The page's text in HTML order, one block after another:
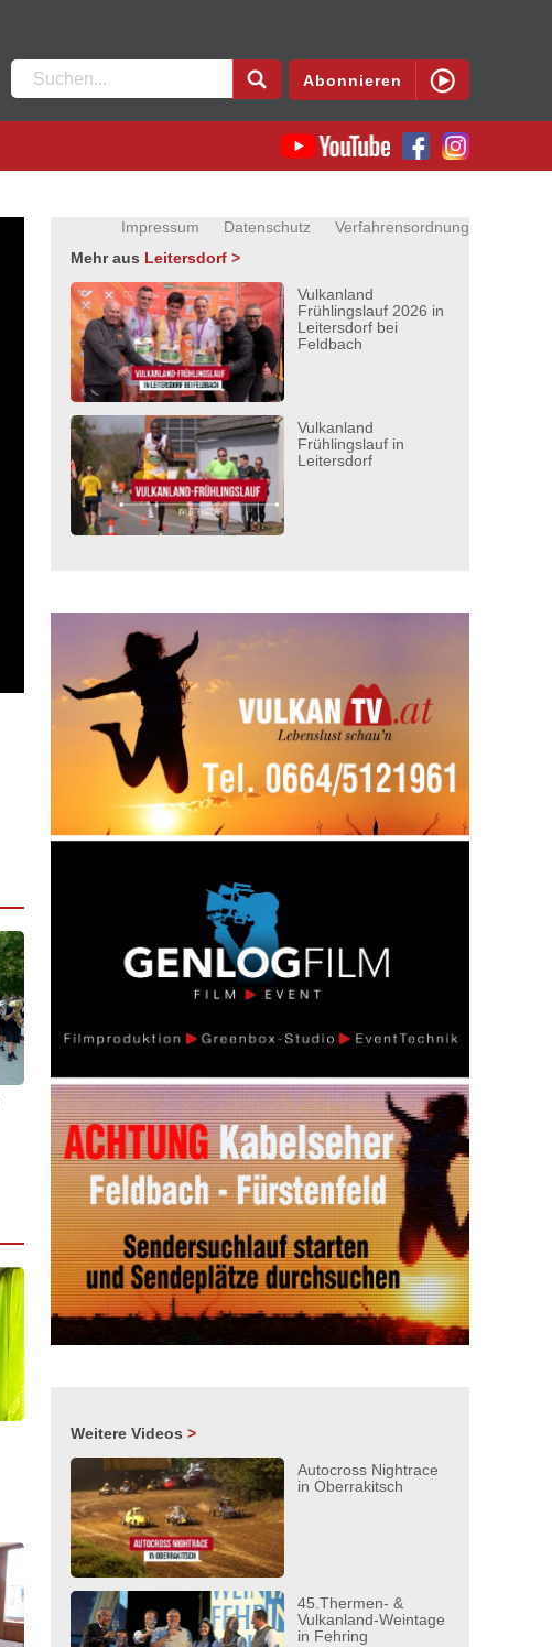
Suchen
nach:
Abonnieren
Impressum Datenschutz
Verfahrensordnung
Mehr aus Leitersdorf >
Vulkanland
Frühlingslauf 2026 in
Leitersdorf bei
Feldbach
Vulkanland
Frühlingslauf in
Leitersdorf
Weitere Videos >
Autocross Nightrace
in Oberrakitsch
45.Thermen- &
Vulkanland-Weintage
in Fehring